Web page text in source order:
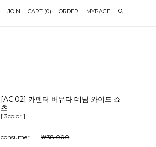
JOIN CART (0) ORDER MYPAGE
[AC.02] 카펜터 버뮤다 데님 와이드 쇼
츠
[ 3color ]
consumer
￦38,000